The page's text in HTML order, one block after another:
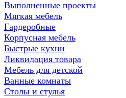
Выполненные проекты
Мягкая мебель
Гардеробные
Корпусная мебель
Быстрые кухни
Ликвидация товара
Мебель для детской
Ванные комнаты
Столы и стулья